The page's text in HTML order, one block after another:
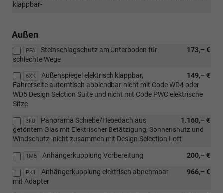
klappbar-
Außen
PFA 173,– €
Steinschlagschutz am Unterboden für
schlechte Wege
6XK 149,– €
Außenspiegel elektrisch klappbar,
Fahrerseite automtisch abblendbar-nicht mit Code WD4 oder
WD5 Design Selction Suite und nicht mit Code PWC elektrische
Sitze
3FU 1.160,– €
Panorama Schiebe/Hebedach aus
getöntem Glas mit Elektrischer Betätzigung, Sonnenshutz und
Windschutz- nicht zusammen mit Design Selection Loft
1M5 200,– €
Anhängerkupplung Vorbereitung
PK1 966,– €
Anhängerkupplung elektrisch abnehmbar
mit Adapter